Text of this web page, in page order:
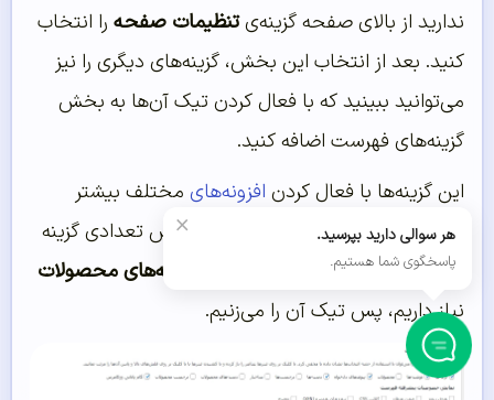
ندارید از بالای صفحه گزینه‌یتنظیمات صفحه را انتخاب
کنید. بعد از انتخاب این بخش، گزینه‌های دیگری را نیز
می‌توانید ببینید که با فعال کردن تیک آن‌ها به بخش
گزینه‌های فهرست اضافه کنید.
این گزینه‌ها با فعال کردن افزونه‌های مختلف بیشتر
خواهندشد. پس از نصب افزونه ووکامرس تعدادی گزینه
به این لیست اضافه می‌شود. ما به
دسته‌های محصولات
نیاز داریم، پس تیک‌ آن را می‌زنیم.
× هر سوالی دارید بپرسید.
پاسخگوی شما هستیم.